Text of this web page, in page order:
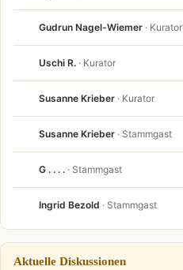
Gudrun Nagel-Wiemer · Kurator
Uschi R. · Kurator
Susanne Krieber · Kurator
Susanne Krieber · Stammgast
G . . . . · Stammgast
Ingrid Bezold · Stammgast
Aktuelle Diskussionen